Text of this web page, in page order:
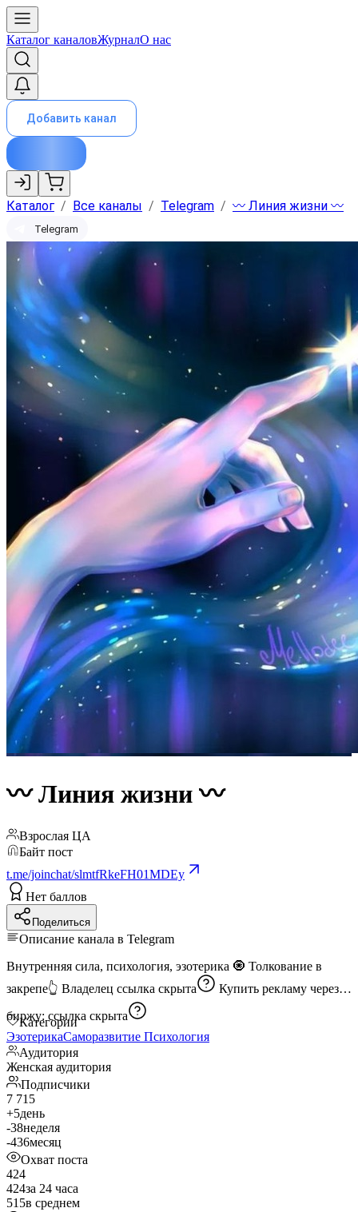
Каталог каналовЖурналО нас
Добавить канал
Каталог / Все каналы / Telegram / 〰️ Линия жизни 〰️
Telegram
〰️ Линия жизни 〰️
Взрослая ЦА
Байт пост
t.me/joinchat/slmtfRkeFH01MDEy
Нет баллов
Поделиться
Описание канала в Telegram
Внутренняя сила, психология, эзотерика 🧿 Толкование в
закрепе👆 Владелец ссылка скрыта
биржу: ссылка скрыта
Категории
ЭзотерикаСаморазвитие Психология
Аудитория
Женская аудитория
Подписчики
7 715
+5день
-38неделя
-436месяц
Охват поста
424
424за 24 часа
515в среднем